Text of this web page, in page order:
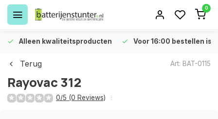
0
Alleen kwaliteitsproducten Voor 16:00 bestellen is
Terug Art: BAT-0115
Rayovac 312
0/5 (0 Reviews)